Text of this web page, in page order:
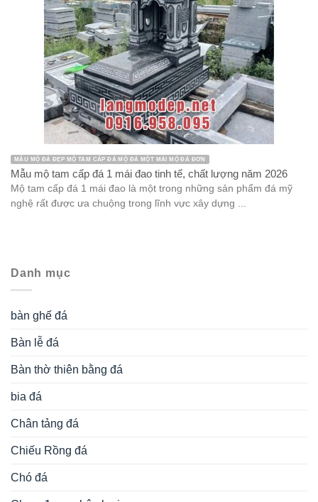
MẪU MỘ ĐÁ ĐẸP MỘ TAM CẤP ĐÁ MỘ ĐÁ MỘT MÁI MỘ ĐÁ ĐƠN
Mẫu mộ tam cấp đá 1 mái đao tinh tế, chất lượng năm 2026
Mộ tam cấp đá 1 mái đao là một trong những sản phẩm đá mỹ
nghệ rất được ưa chuộng trong lĩnh vực xây dựng ...
Danh mục
bàn ghế đá
Bàn lễ đá
Bàn thờ thiên bằng đá
bia đá
Chân tảng đá
Chiếu Rồng đá
Chó đá